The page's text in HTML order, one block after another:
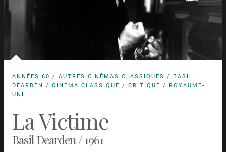
ANNÉES 60 / AUTRES CINÉMAS CLASSIQUES / BASIL
DEARDEN
/ CINÉMA CLASSIQUE / CRITIQUE / ROYAUME-
UNI
La Victime
Basil Dearden / 1961